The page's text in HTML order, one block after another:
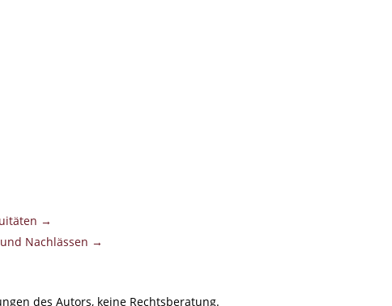
→
Nachlässen →
des Autors, keine Rechtsberatung.